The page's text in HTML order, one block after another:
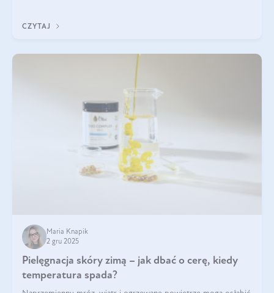
CZYTAJ
Maria Knapik
2 gru 2025
Pielęgnacja skóry zimą – jak dbać o cerę, kiedy
temperatura spada?